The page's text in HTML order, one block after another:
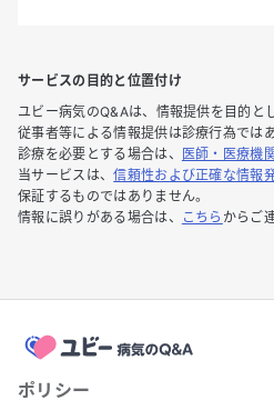
サービスの目的と位置付け
ユビー病気のQ&Aは、情報提供を目的と
従事者等による情報提供は診療行為では
診療を必要とする場合は、
医師・医療機関
当サービスは、信頼性および正確な情報
保証するものではありません。
情報に誤りがある場合は、
こちら からご
ポリシー